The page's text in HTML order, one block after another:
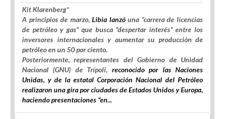
Kit Klarenberg*
A principios de marzo,Libia lanzóuna “carrera de licencias
de petróleo y gas” que busca “despertar interés” entre los
inversores internacionales y aumentar su producción de
petróleo en un 50 por ciento.
Posteriormente, representantes del Gobierno de Unidad
Nacional (GNU) de Trípoli, reconocido por las Naciones
Unidas, y de la estatal Corporación Nacional del Petróleo
realizaron una gira por ciudades de Estados Unidos y Europa,
haciendo presentaciones “en...